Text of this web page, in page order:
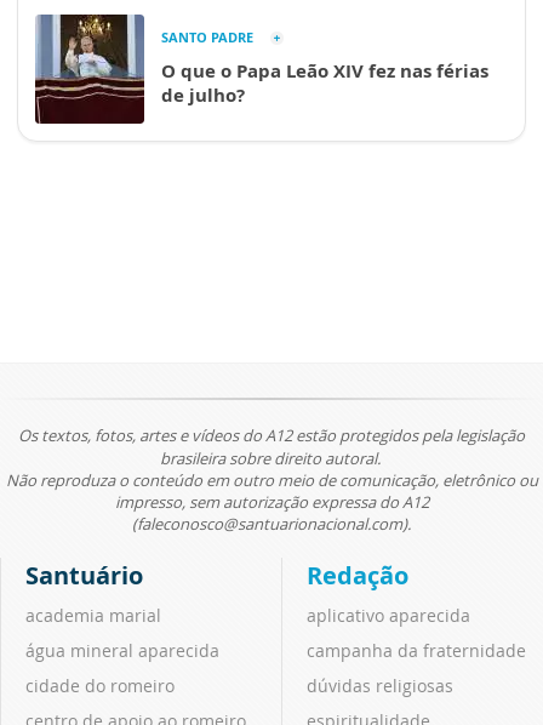
SANTO PADRE
O que o Papa Leão XIV fez nas férias
de julho?
Os textos, fotos, artes e vídeos do A12 estão protegidos pela legislação
brasileira sobre direito autoral.
Não reproduza o conteúdo em outro meio de comunicação, eletrônico ou
impresso, sem autorização expressa do A12
(faleconosco@santuarionacional.com).
Santuário
academia marial
água mineral aparecida
cidade do romeiro
Redação
aplicativo aparecida
campanha da fraternidade
dúvidas religiosas